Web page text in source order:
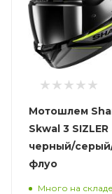
Мотошлем
Skwal 3 SIZLER
черный/
флуо
Много на складе